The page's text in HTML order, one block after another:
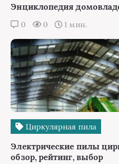
Энциклопедия
0 0 1 мин.
Циркулярная пила
Электрические пилы
обзор, рейтинг, выбор